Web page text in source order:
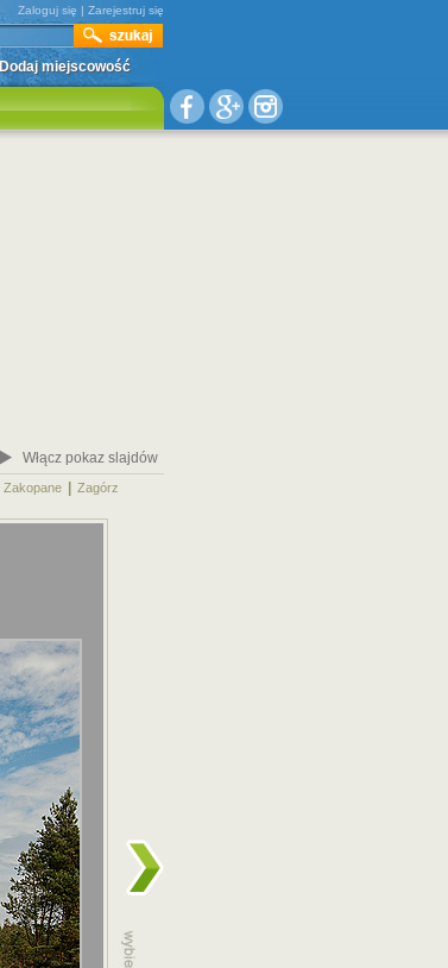
Zaloguj się | Zarejestruj się
Dodaj miejscowość
Włącz pokaz slajdów
Zakopane Zagórz